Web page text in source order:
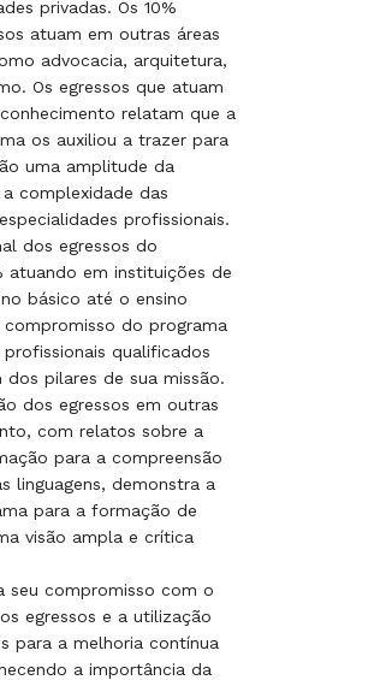
privadas. Os 10%
atuam em outras áreas
advocacia, arquitetura,
Os egressos que atuam
relatam que a
os auxiliou a trazer para
uma amplitude da
complexidade das
profissionais.
dos egressos do
atuando em instituições de
básico até o ensino
do programa
qualificados
pilares de sua missão.
dos egressos em outras
com relatos sobre a
para a compreensão
linguagens, demonstra a
para a formação de
visão ampla e crítica
seu compromisso com o
egressos e a utilização
para a melhoria contínua
a importância da